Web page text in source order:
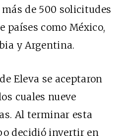
de 500 solicitudes
países como México,
y Argentina.
Eleva se aceptaron
cuales nueve
Al terminar esta
decidió invertir en